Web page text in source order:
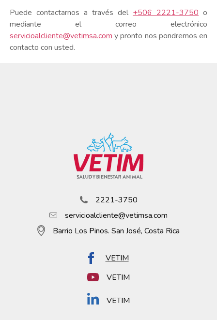
Puede contactarnos a través del +506 2221-3750 o
mediante el correo electrónico
servicioalcliente@vetimsa.comy pronto nos pondremos en
contacto con usted.
2221-3750
servicioalcliente@vetimsa.com
Barrio Los Pinos. San José, Costa Rica
VETIM
VETIM
VETIM